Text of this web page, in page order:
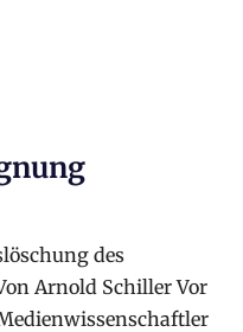
des
Arnold Schiller Vor